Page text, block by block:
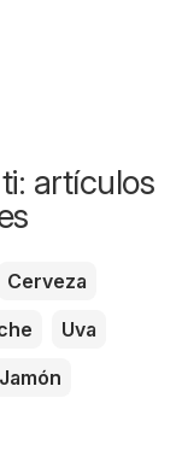
artículos
Cerveza
Uva
Jamón